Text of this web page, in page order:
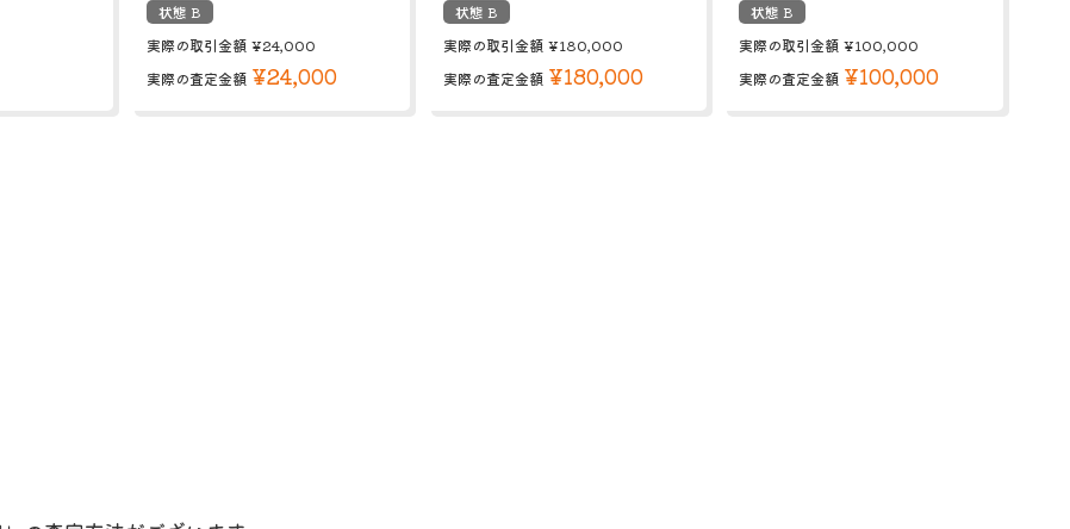
状態 B
実際の取引金額 ¥24,000
実際の査定金額 ¥24,000
状態 B
実際の取引金額 ¥180,000
実際の査定金額 ¥180,000
状態 B
実際の取引金額 ¥100,000
実際の査定金額 ¥100,000